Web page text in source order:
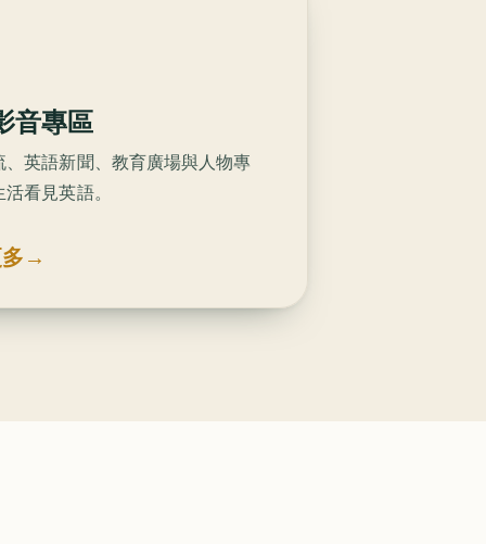
音專區
、英語新聞、教育廣場與人物專
看見英語。
→